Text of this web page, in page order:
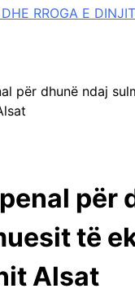
RROGA E
për dhunë ndaj
për
të
Alsat